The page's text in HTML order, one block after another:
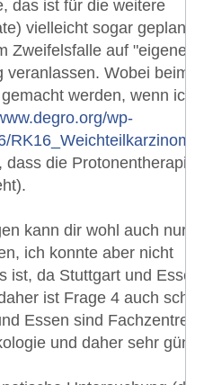
das ist für die weitere
vielleicht sogar geplant,
Zweifelsfalle auf "eigene
veranlassen. Wobei beim
werden, wenn ich
wp-
die Protonentherapie
kann dir wohl auch nur
ich konnte aber nicht
ist, da Stuttgart und
ist Frage 4 auch
Essen sind Fachzentren
und daher sehr